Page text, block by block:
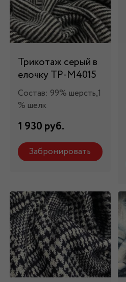
Трикотаж серый в
елочку ТР-М4015
Состав: 99% шерсть,1
% шелк
1 930 руб.
Забронировать